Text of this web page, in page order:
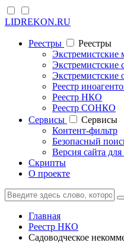
LIDREKON.RU
Реестры
Реестры
Экстремистские
Экстремистские
Экстремистские
Реестр
Реестр НКО
Реестр СОНКО
Cервисы
Cервисы
Контент-фильтр
Безопасный
Версия сайта
Скрипты
О проекте
Главная
Реестр НКО
Садоводческое